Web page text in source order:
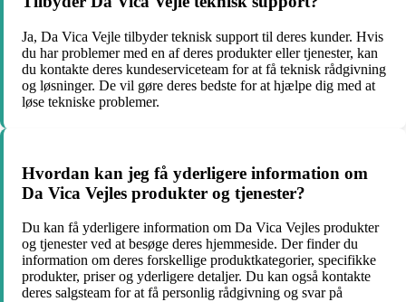
Ja, Da Vica Vejle tilbyder teknisk support til deres kunder. Hvis
du har problemer med en af deres produkter eller tjenester, kan
du kontakte deres kundeserviceteam for at få teknisk rådgivning
og løsninger. De vil gøre deres bedste for at hjælpe dig med at
løse tekniske problemer.
Hvordan kan jeg få yderligere information om
Da Vica Vejles produkter og tjenester?
Du kan få yderligere information om Da Vica Vejles produkter
og tjenester ved at besøge deres hjemmeside. Der finder du
information om deres forskellige produktkategorier, specifikke
produkter, priser og yderligere detaljer. Du kan også kontakte
deres salgsteam for at få personlig rådgivning og svar på